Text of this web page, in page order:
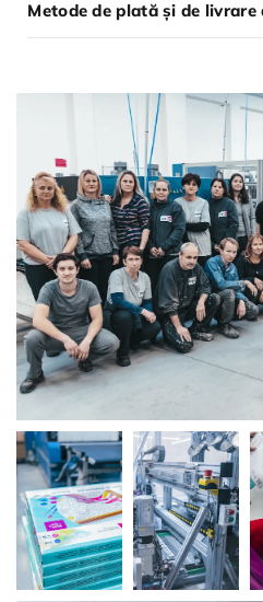
Metode de plată și de livrare